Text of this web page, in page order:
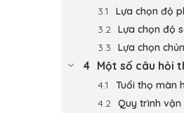
Lựa chọn độ
Lựa chọn độ
Lựa chọn
Một số câu hỏi
Tuổi thọ màn
Quy trình